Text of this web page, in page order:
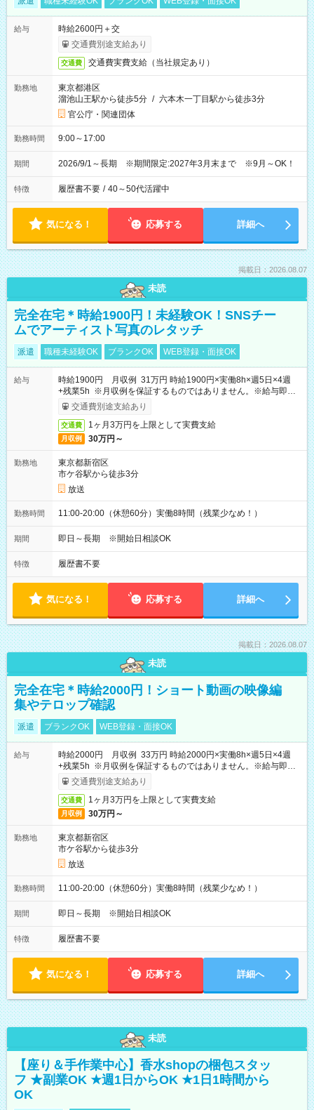
給与
時給2600円＋交
交通費別途支給あり
交通費 交通費実費支給（当社規定あり）
勤務地
東京都港区
溜池山王駅から徒歩5分 / 六本木一丁目駅から徒歩3分
官公庁・関連団体
勤務時間 9:00～17:00
期間 2026/9/1～長期 ※期間限定:2027年3月末まで ※9月～OK！
特徴 履歴書不要 / 40～50代活躍中
気になる！ 応募する 詳細へ
掲載日：2026.08.07
未読
完全在宅＊時給1900円！未経験OK！SNSチー
ムでアーティスト写真のレタッチ
派遣 職種未経験OK ブランクOK WEB登録・面接OK
給与
時給1900円 月収例 31万円 時給1900円×実働8h×週5日×4週
+残業5h ※月収例を保証するものではありません。※給与即受
取りサービス利用可（利用条件有）
交通費別途支給あり
交通費 1ヶ月3万円を上限として実費支給
月収例 30万円～
勤務地
東京都新宿区
市ケ谷駅から徒歩3分
放送
勤務時間 11:00-20:00（休憩60分）実働8時間（残業少なめ！）
期間 即日～長期 ※開始日相談OK
特徴 履歴書不要
気になる！ 応募する 詳細へ
掲載日：2026.08.07
未読
完全在宅＊時給2000円！ショート動画の映像編
集やテロップ確認
派遣 ブランクOK WEB登録・面接OK
給与
時給2000円 月収例 33万円 時給2000円×実働8h×週5日×4週
+残業5h ※月収例を保証するものではありません。※給与即受
取りサービス利用可（利用条件有）
交通費別途支給あり
交通費 1ヶ月3万円を上限として実費支給
月収例 30万円～
勤務地
東京都新宿区
市ケ谷駅から徒歩3分
放送
勤務時間 11:00-20:00（休憩60分）実働8時間（残業少なめ！）
期間 即日～長期 ※開始日相談OK
特徴 履歴書不要
気になる！ 応募する 詳細へ
未読
【座り＆手作業中心】香水shopの梱包スタッ
フ ★副業OK ★週1日からOK ★1日1時間から
OK